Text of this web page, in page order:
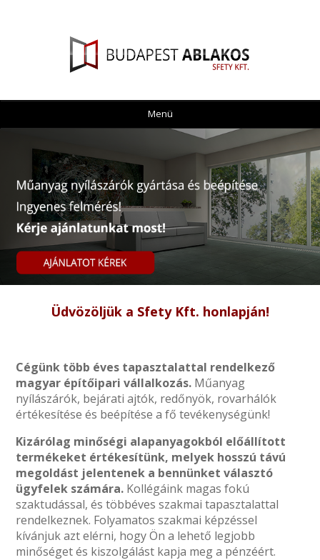
Menü
Üdvözöljük a Sfety Kft. honlapján!
Cégünk több éves tapasztalattal rendelkező
magyar építőipari vállalkozás. Műanyag
nyílászárók, bejárati ajtók, redőnyök, rovarhálók
értékesítése és beépítése a fő tevékenységünk!
Kizárólag minőségi alapanyagokból előállított
termékeket értékesítünk, melyek hosszú távú
megoldást jelentenek a bennünket választó
ügyfelek számára. Kollégáink magas fokú
szaktudással, és többéves szakmai tapasztalattal
rendelkeznek. Folyamatos szakmai képzéssel
kívánjuk azt elérni, hogy Ön a lehető legjobb
minőséget és kiszolgálást kapja meg a pénzéért.